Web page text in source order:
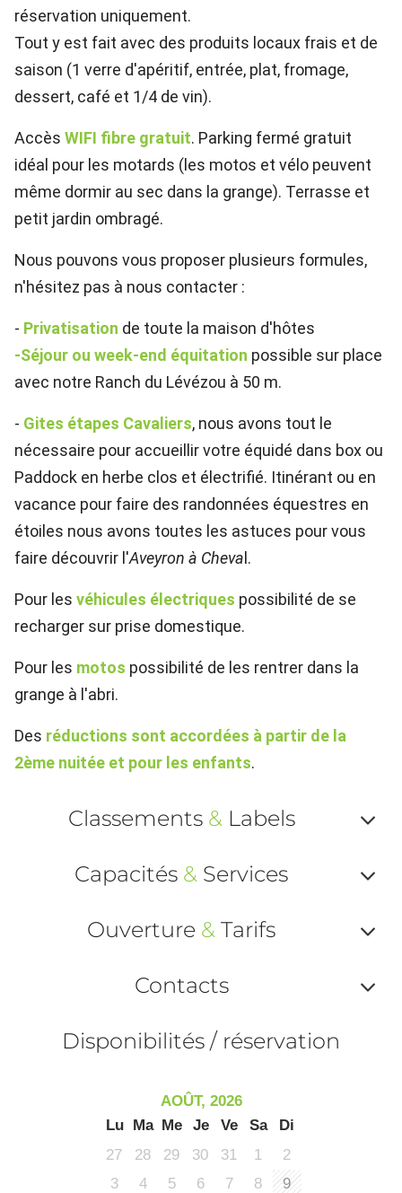
réservation uniquement.
Tout y est fait avec des produits locaux frais et de
saison (1 verre d'apéritif, entrée, plat, fromage,
dessert, café et 1/4 de vin).
Accès WIFI fibre gratuit. Parking fermé gratuit
idéal pour les motards (les motos et vélo peuvent
même dormir au sec dans la grange). Terrasse et
petit jardin ombragé.
Nous pouvons vous proposer plusieurs formules,
n'hésitez pas à nous contacter :
- Privatisation de toute la maison d'hôtes
-Séjour ou week-end équitation possible sur place
avec notre Ranch du Lévézou à 50 m.
- Gites étapes Cavaliers, nous avons tout le
nécessaire pour accueillir votre équidé dans box ou
Paddock en herbe clos et électrifié. Itinérant ou en
vacance pour faire des randonnées équestres en
étoiles nous avons toutes les astuces pour vous
faire découvrir l'Aveyron à Cheva l.
Pour les véhicules électriques possibilité de se
recharger sur prise domestique.
Pour les motos possibilité de les rentrer dans la
grange à l'abri.
Des réductions sont accordées à partir de la
2ème nuitée et pour les enfants.
Classements &Labels
ou
Capacités & Services
ou
Ouverture & Tarifs
ou
Contacts
Disponibilités / réservation
AOÛT, 2026
Lu
Ma Me Je Ve Sa
Di
27
28 29 30 31 1
2
3
4 5 6 7 8 9